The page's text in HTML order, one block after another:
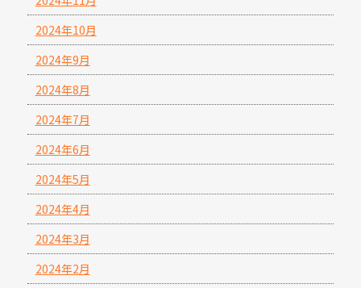
2024年10月
2024年9月
2024年8月
2024年7月
2024年6月
2024年5月
2024年4月
2024年3月
2024年2月